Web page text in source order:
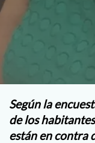
Según la
de los
están en contra